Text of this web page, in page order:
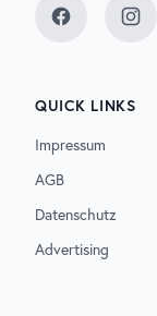
Facebook
QUICK LINKS
Impressum
AGB
Datenschutz
Advertising